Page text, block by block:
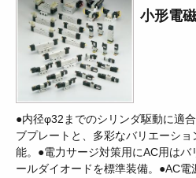
小形電
●内径φ32までのシリンダ駆動に適
ブプレートと、多彩なバリエーシ
能。●電力サージ対策用にAC用はバ
ールダイオードを標準装備。●AC